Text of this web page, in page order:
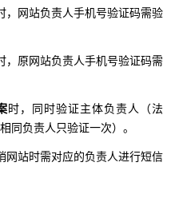
，网站负责人手机号验证码需验
，原网站负责人手机号验证码需
时，同时验证主体负责人（法
同负责人只验证一次）。
网站时需对应的负责人进行短信